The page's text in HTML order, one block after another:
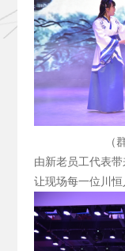
（
由新老员工代表
让现场每一位川恒